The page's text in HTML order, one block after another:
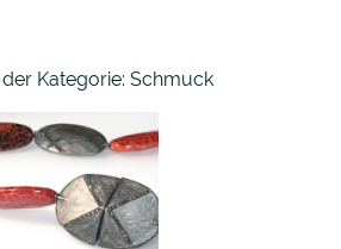
Kategorie: Schmuck
Christian Streit